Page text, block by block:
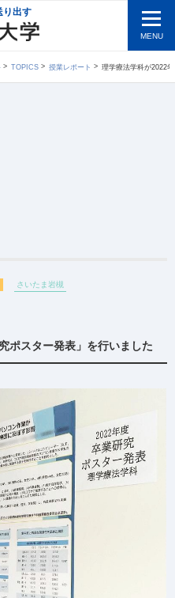
り出す
MENU
TOPICS 授業レポート 理学療法学科が2022
さいたま岩槻
ポスター発表」を行いました